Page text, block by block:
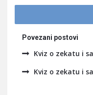
Povezani postovi
Kviz o zekatu i
Kviz o zekatu i